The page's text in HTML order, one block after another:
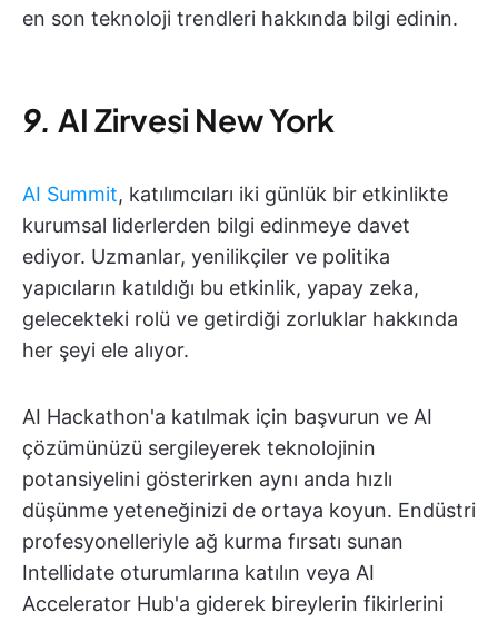
en son teknoloji trendleri hakkında bilgi edinin.
9. AI Zirvesi New York
AI Summit, katılımcıları iki günlük bir etkinlikte
kurumsal liderlerden bilgi edinmeye davet
ediyor. Uzmanlar, yenilikçiler ve politika
yapıcıların katıldığı bu etkinlik, yapay zeka,
gelecekteki rolü ve getirdiği zorluklar hakkında
her şeyi ele alıyor.
AI Hackathon'a katılmak için başvurun ve AI
çözümünüzü sergileyerek teknolojinin
potansiyelini gösterirken aynı anda hızlı
düşünme yeteneğinizi de ortaya koyun. Endüstri
profesyonelleriyle ağ kurma fırsatı sunan
Intellidate oturumlarına katılın veya AI
Accelerator Hub'a giderek bireylerin fikirlerini